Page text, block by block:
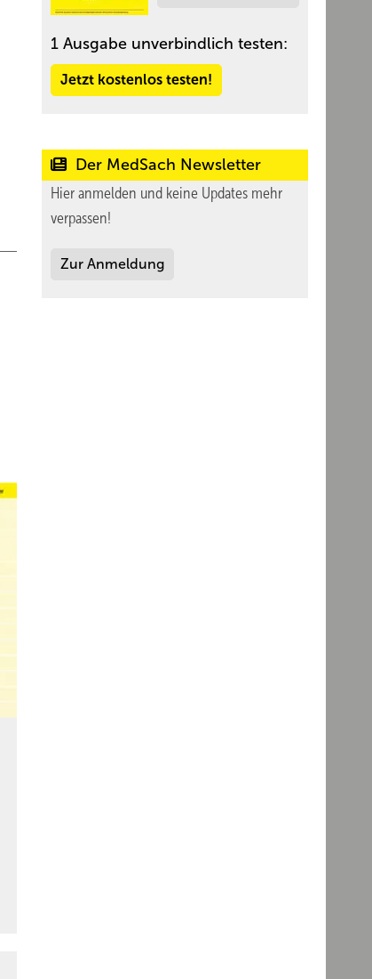
1 Ausgabe unverbindlich testen:
Jetzt kostenlos testen!
Der MedSach Newsletter
Hier anmelden und keine Updates mehr
verpassen!
Zur Anmeldung